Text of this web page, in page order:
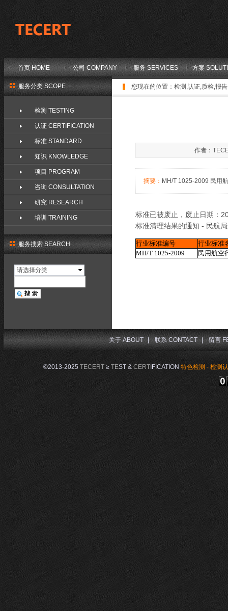
首页 HOME 公司 COMPANY 服务 SERVICES 方案
您现在的位置： 检测,认证,质检,报
服务搜索 SEARCH
请选择分类
作者：
摘要： MH/T 1025-2009 民用
标准已被废止，废止日期：
标准清理结果的通知 - 民航
行业标准编号
行业标准
MH/T 1025-2009
民用航空
服务分类 SCOPE
检测 TESTING
认证 CERTIFICATION
标准 STANDARD
知识 KNOWLEDGE
项目 PROGRAM
咨询 CONSULTATION
研究 RESEARCH
培训 TRAINING
©2013-2025 TECERT≥ TEST & CERTIFICATION 特色检测 - 检测
关于 ABOUT | 联系 CONTACT | 留言